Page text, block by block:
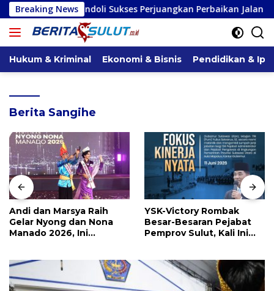
Langsung
ke
konten
Breaking News
Sukses Perjuangkan Perbaikan Jalan Pontak-Kalait
Hukum & Kriminal Ekonomi & Bisnis Pendidikan &
Berita Sangihe
Andi dan Marsya Raih
Gelar Nyong dan Nona
Manado 2026, Ini
YSK-Victory Rombak
Besar-Besaran Pejabat
Pemprov Sulut, Kali Ini